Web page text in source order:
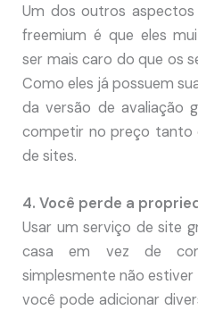
Um dos outros
freemium é que eles
ser mais caro do que os
Como eles já possuem
da versão de avaliação
competir no preço tanto
de sites.
4. Você perde a
Usar um serviço de site
casa em vez de
simplesmente não estiver
você pode adicionar